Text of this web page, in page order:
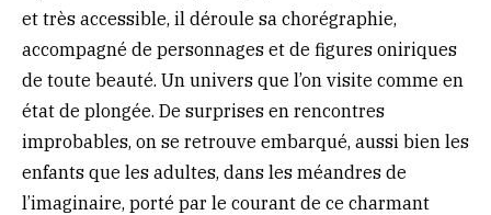
et très accessible, il déroule sa chorégraphie,
accompagné de personnages et de figures oniriques
de toute beauté. Un univers que l’on visite comme en
état de plongée. De surprises en rencontres
improbables, on se retrouve embarqué, aussi bien les
enfants que les adultes, dans les méandres de
l’imaginaire, porté par le courant de ce charmant